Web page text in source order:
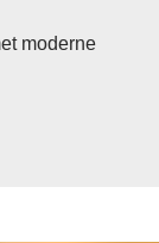
moderne